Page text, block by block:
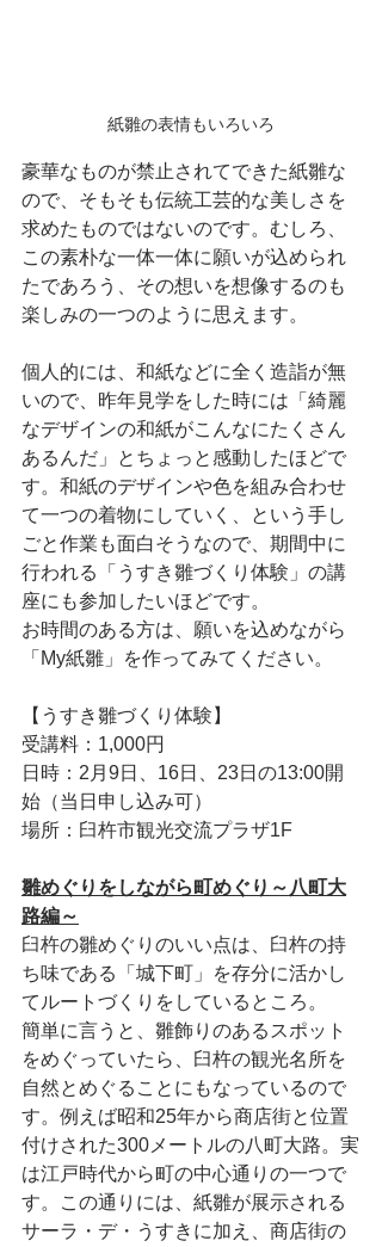
紙雛の表情もいろいろ
豪華なものが禁止されてできた紙雛な
ので、そもそも伝統工芸的な美しさを
求めたものではないのです。むしろ、
この素朴な一体一体に願いが込められ
たであろう、その想いを想像するのも
楽しみの一つのように思えます。
個人的には、和紙などに全く造詣が無
いので、昨年見学をした時には「綺麗
なデザインの和紙がこんなにたくさん
あるんだ」とちょっと感動したほどで
す。和紙のデザインや色を組み合わせ
て一つの着物にしていく、という手し
ごと作業も面白そうなので、期間中に
行われる「うすき雛づくり体験」の講
座にも参加したいほどです。
お時間のある方は、願いを込めながら
「My紙雛」を作ってみてください。
【うすき雛づくり体験】
受講料：1,000円
日時：2月9日、16日、23日の13:00開
始（当日申し込み可）
場所：臼杵市観光交流プラザ1F
雛めぐりをしながら町めぐり～八町大
路編～
臼杵の雛めぐりのいい点は、臼杵の持
ち味である「城下町」を存分に活かし
てルートづくりをしているところ。
簡単に言うと、雛飾りのあるスポット
をめぐっていたら、臼杵の観光名所を
自然とめぐることにもなっているので
す。例えば昭和25年から商店街と位置
付けされた300メートルの八町大路。実
は江戸時代から町の中心通りの一つで
す。この通りには、紙雛が展示される
サーラ・デ・うすきに加え、商店街の